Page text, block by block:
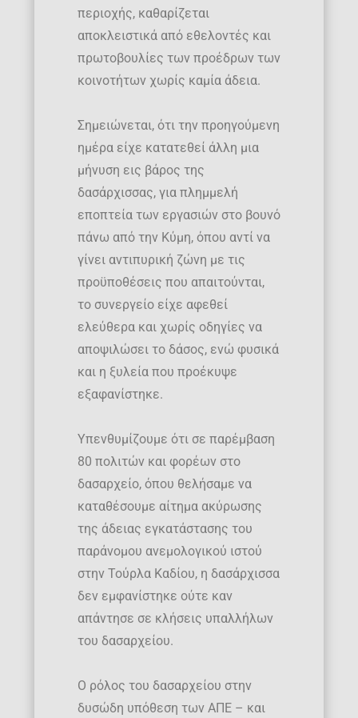
περιοχής, καθαρίζεται
αποκλειστικά από εθελοντές και
πρωτοβουλίες των προέδρων των
κοινοτήτων χωρίς καμία άδεια.
Σημειώνεται, ότι την προηγούμενη
ημέρα είχε κατατεθεί άλλη μια
μήνυση εις βάρος της
δασάρχισσας, για πλημμελή
εποπτεία των εργασιών στο βουνό
πάνω από την Κύμη, όπου αντί να
γίνει αντιπυρική ζώνη με τις
προϋποθέσεις που απαιτούνται,
το συνεργείο είχε αφεθεί
ελεύθερα και χωρίς οδηγίες να
αποψιλώσει το δάσος, ενώ φυσικά
και η ξυλεία που προέκυψε
εξαφανίστηκε.
Υπενθυμίζουμε ότι σε παρέμβαση
80 πολιτών και φορέων στο
δασαρχείο, όπου θελήσαμε να
καταθέσουμε αίτημα ακύρωσης
της άδειας εγκατάστασης του
παράνομου ανεμολογικού ιστού
στην Τούρλα Καδίου, η δασάρχισσα
δεν εμφανίστηκε ούτε καν
απάντησε σε κλήσεις υπαλλήλων
του δασαρχείου.
Ο ρόλος του δασαρχείου στην
δυσώδη υπόθεση των ΑΠΕ – και